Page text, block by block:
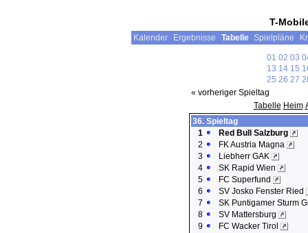
T-
Kalender Ergebnisse Tabelle Spielpläne
01 02 03
13 14 15
25 26 27
« vorheriger Spieltag
Tabelle Heim
36. Spieltag
1
Red Bull Salzburg
2
FK Austria Magna
3
Liebherr GAK
4
SK Rapid Wien
5
FC Superfund
6
SV Josko Fenster Ried
7
SK Puntigamer Sturm
8
SV Mattersburg
9
FC Wacker Tirol